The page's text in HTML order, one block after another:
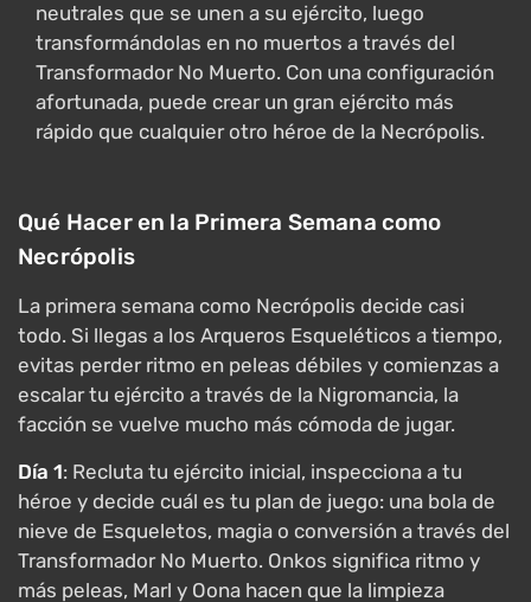
neutrales que se unen a su ejército, luego
transformándolas en no muertos a través del
Transformador No Muerto. Con una configuración
afortunada, puede crear un gran ejército más
rápido que cualquier otro héroe de la Necrópolis.
Qué Hacer en la Primera Semana como
Necrópolis
La primera semana como Necrópolis decide casi
todo. Si llegas a los Arqueros Esqueléticos a tiempo,
evitas perder ritmo en peleas débiles y comienzas a
escalar tu ejército a través de la Nigromancia, la
facción se vuelve mucho más cómoda de jugar.
Día 1: Recluta tu ejército inicial, inspecciona a tu
héroe y decide cuál es tu plan de juego: una bola de
nieve de Esqueletos, magia o conversión a través del
Transformador No Muerto. Onkos significa ritmo y
más peleas, Marl y Oona hacen que la limpieza